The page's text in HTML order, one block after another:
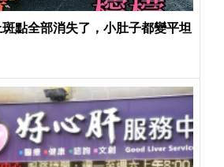
點全部消失了，小肚子都變平坦